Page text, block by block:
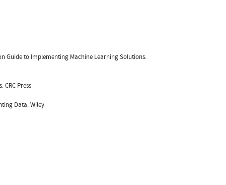
Guide to Implementing Machine Learning Solutions.
CRC Press
Data. Wiley